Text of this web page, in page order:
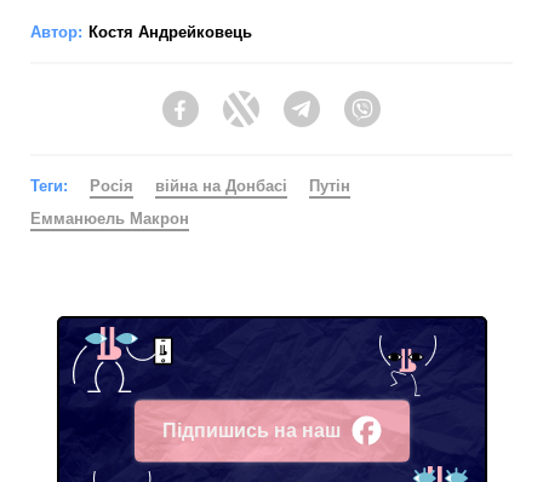
Автор: Костя Андрейковець
FacebookTwitter Telegram
Теги: Росія війна на Донбасі
Путін
Емманюель Макрон
Підпишись на наш
Facebook